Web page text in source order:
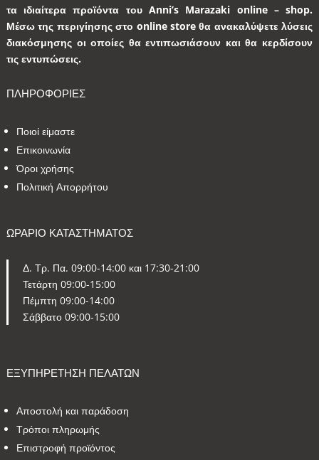
τα ιδιαίτερα προϊόντα του Anni’s Marazaki online – shop.
Μέσω της περιγίησης στο online store θα ανακαλύψετε λύσεις
διακόσμησης οι οποίες θα εντιπωσιάσουν και θα κερδίσουν
τις εντυπώσεις.
ΠΛΗΡΟΦΟΡΙΕΣ
Ποιοί είμαστε
Επικοινωνία
Όροι χρήσης
Πολιτική Απορρήτου
ΩΡΑΡΙΟ ΚΑΤΑΣΤΗΜΑΤΟΣ
Δ. Τρ. Πα. 09:00-14:00 και 17:30-21:00
Τετάρτη 09:00-15:00
Πέμπτη 09:00-14:00
Σάββατο 09:00-15:00
ΕΞΥΠΗΡΕΤΗΣΗ ΠΕΛΑΤΩΝ
Αποστολή και παράδοση
Τρόποι πληρωμής
Επιστροφή προϊόντος